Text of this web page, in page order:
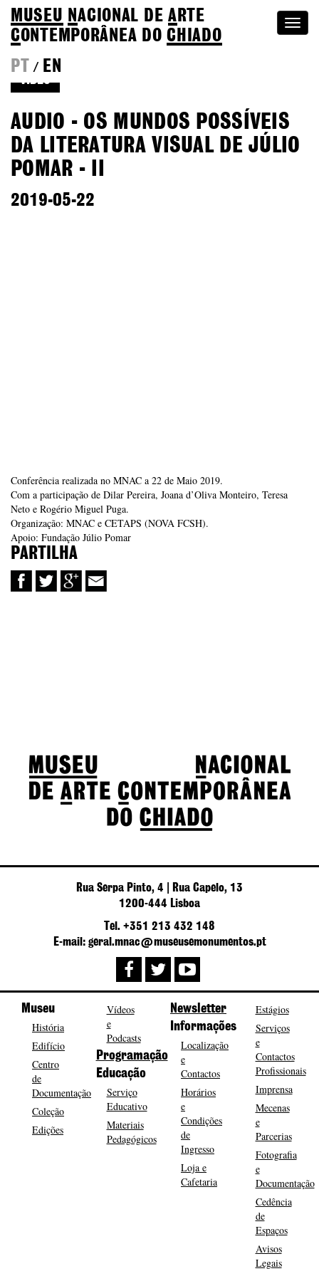
MUSEU NACIONAL DEA RTE
CONTEMPORÂNEA DOCHIADO
PT
/ EN
VÍDEO
AUDIO - OS MUNDOS POSSÍVEIS
DA LITERATURA VISUAL DE JÚLIO
POMAR - II
2019-05-22
Conferência realizada no MNAC a 22 de Maio 2019.
Com a participação de Dilar Pereira, Joana d’Oliva Monteiro, Teresa
Neto e Rogério Miguel Puga.
Organização: MNAC e CETAPS (NOVA FCSH).
Apoio: Fundação Júlio Pomar
PARTILHA
Rua Serpa Pinto, 4 | Rua Capelo, 13
1200-444 Lisboa
Tel. +351 213 432 148
E-mail: geral.mnac@museusemonumentos.pt
Museu
História
Edifício
Centro
de
Documentação
Coleção
Edições
Vídeos
e
Podcasts
Programação
Educação
Serviço
Educativo
Materiais
Pedagógicos
Newsletter
Informações
Localização
e
Contactos
Horários
e
Condições
de
Ingresso
Loja e
Cafetaria
Estágios
Serviços
e
Contactos
Profissionais
Imprensa
Mecenas
e
Parcerias
Fotografia
e
Documentação
Cedência
de
Espaços
Avisos
Legais